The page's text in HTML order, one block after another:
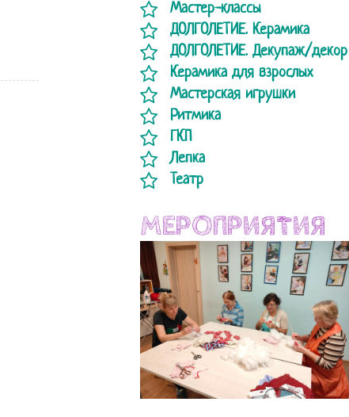
Мастер-классы
ДОЛГОЛЕТИЕ. Керамика
ДОЛГОЛЕТИЕ. Декупаж/декор
Керамика для взрослых
Мастерская игрушки
Ритмика
ГКП
Лепка
Театр
МЕРОПРИЯТИЯ